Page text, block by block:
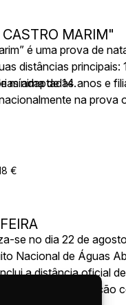
MARIM"
é uma prova de
distâncias
adaptadas.
mínima de 14 anos e
na prova
€
se no dia 22 de
Nacional de Águas
a distância oficial
200m. A competição